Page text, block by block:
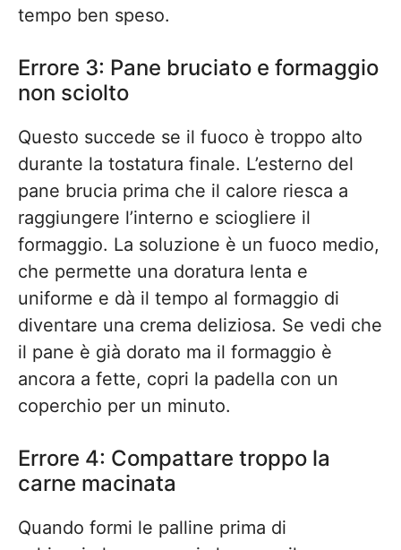
tempo ben speso.
Errore 3: Pane bruciato e formaggio
non sciolto
Questo succede se il fuoco è troppo alto
durante la tostatura finale. L’esterno del
pane brucia prima che il calore riesca a
raggiungere l’interno e sciogliere il
formaggio. La soluzione è un fuoco medio,
che permette una doratura lenta e
uniforme e dà il tempo al formaggio di
diventare una crema deliziosa. Se vedi che
il pane è già dorato ma il formaggio è
ancora a fette, copri la padella con un
coperchio per un minuto.
Errore 4: Compattare troppo la
carne macinata
Quando formi le palline prima di